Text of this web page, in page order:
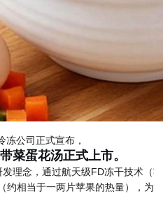
冻公司正式宣布，
蛋花汤正式上市。
发理念，通过航天级FD冻干技术（
约相当于一两片苹果的热量），为